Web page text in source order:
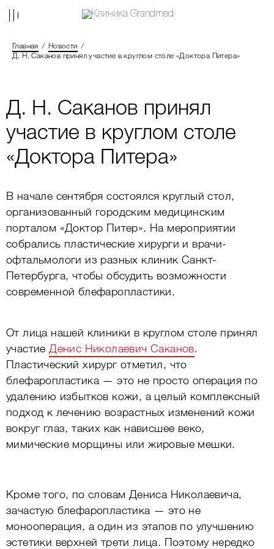
Главная
Новости
Д. Н. Саканов принял участие в круглом столе «Доктора Питера»
Д. Н. Саканов принял
участие в круглом столе
«Доктора Питера»
В начале сентября состоялся круглый стол,
организованный городским медицинским
порталом «Доктор Питер». На мероприятии
собрались пластические хирурги и врачи-
офтальмологи из разных клиник Санкт-
Петербурга, чтобы обсудить возможности
современной блефаропластики.
От лица нашей клиники в круглом столе принял
участиеДенис Николаевич Саканов.
Пластический хирург отметил, что
блефаропластика — это не просто операция по
удалению избытков кожи, а целый комплексный
подход к лечению возрастных изменений кожи
вокруг глаз, таких как нависшее веко,
мимические морщины или жировые мешки.
Кроме того, по словам Дениса Николаевича,
зачастую блефаропластика — это не
монооперация, а один из этапов по улучшению
эстетики верхней трети лица. Поэтому нередко